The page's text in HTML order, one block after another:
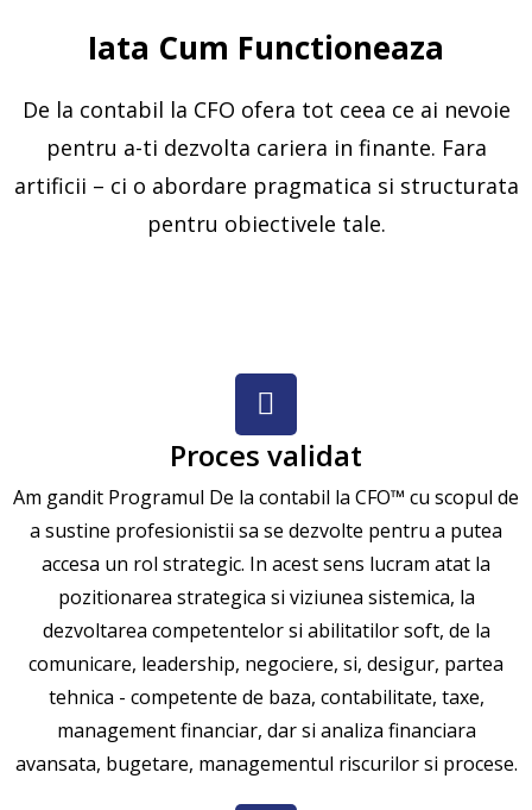
Iata Cum Functioneaza
De la contabil la CFO ofera tot ceea ce ai nevoie
pentru a-ti dezvolta cariera in finante. Fara
artificii – ci o abordare pragmatica si structurata
pentru obiectivele tale.
Proces validat
Am gandit Programul De la contabil la CFO™ cu scopul de
a sustine profesionistii sa se dezvolte pentru a putea
accesa un rol strategic. In acest sens lucram atat la
pozitionarea strategica si viziunea sistemica, la
dezvoltarea competentelor si abilitatilor soft, de la
comunicare, leadership, negociere, si, desigur, partea
tehnica - competente de baza, contabilitate, taxe,
management financiar, dar si analiza financiara
avansata, bugetare, managementul riscurilor si procese.